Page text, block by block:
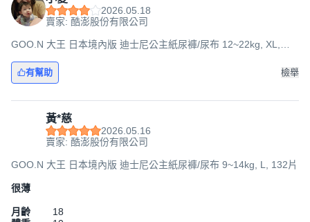
2026.05.18
賣家: 酷澎股份有限公司
GOO.N 大王 日本境內版 迪士尼公主紙尿褲/尿布 12~22kg, XL,
有幫助 檢舉
黃*慈
2026.05.16
賣家: 酷澎股份有限公司
GOO.N 大王 日本境內版 迪士尼公主紙尿褲/尿布 9~14kg, L, 132片
很薄
月齡
18